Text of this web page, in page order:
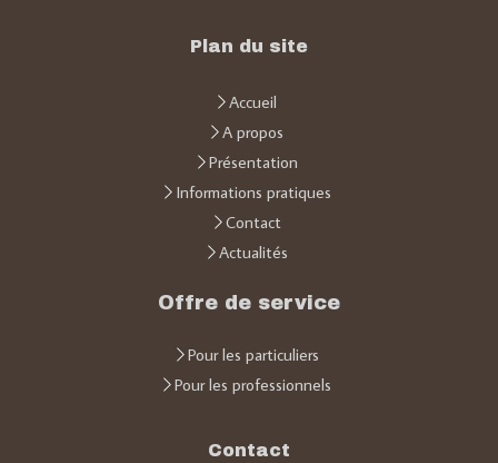
Plan du site
Accueil
A propos
Présentation
Informations pratiques
Contact
Actualités
Offre de service
Pour les particuliers
Pour les professionnels
Contact